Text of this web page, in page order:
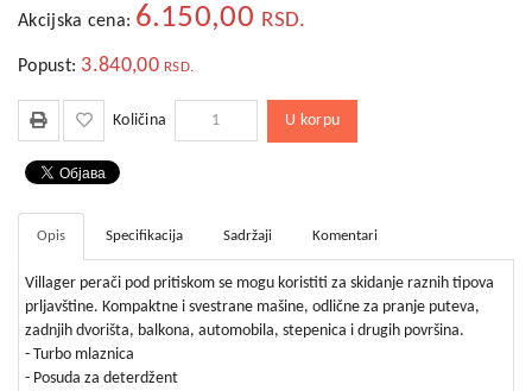
Oprema
bebe
decu
Akcijska cena: 6.150,00 RSD.
Popust: 3.840,00 RSD.
Količina U korpu
Opis Specifikacija Sadržaji Komentari
Villager perači pod pritiskom se mogu koristiti za skidanje raznih tipova
prljavštine. Kompaktne i svestrane mašine, odlične za pranje puteva,
zadnjih dvorišta, balkona, automobila, stepenica i drugih površina.
- Turbo mlaznica
- Posuda za deterdžent